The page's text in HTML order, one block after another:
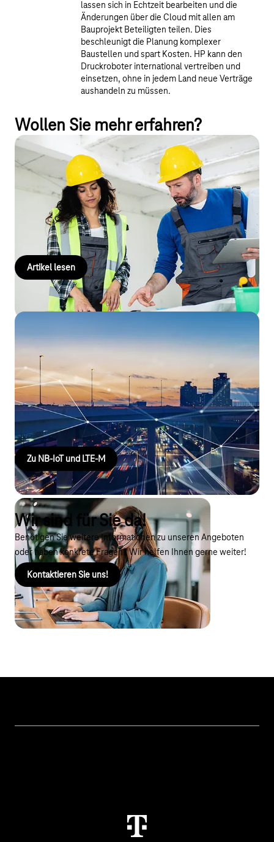
lassen sich in Echtzeit bearbeiten und die
Änderungen über die Cloud mit allen am
Bauprojekt Beteiligten teilen. Dies
beschleunigt die Planung komplexer
Baustellen und spart Kosten. HP kann den
Druckroboter international vertreiben und
einsetzen, ohne in jedem Land neue Verträge
aushandeln zu müssen.
Wollen Sie mehr erfahren?
Autonomer HP-Druckroboter
beschleunigt Bauprozess
Wie eine Ende-zu-Ende Roboter-Lösung den aufwendigen
Layout-Prozess auf Baustellen revolutioniert und bei
Bauprojekten Zeit und Kosten reduziert.
Artikel lesen
NarrowBand IoT & LTE-M
Wenn Energieverbrauch, Gebäudedurchdringung,
Batterielebensdauer und vor allem Kosten eine wichtige Rolle
bei IoT-Projekten spielen, sind NB-IoT und LTE-M die richtigen
Mobilfunkstandards zur drahtlosen Vernetzung. Erfahren Sie
mehr zu diesen bahnbrechenden Technologien.
Zu NB-IoT und LTE-M
Wir sind für Sie da!
Benötigen Sie weitere Informationen zu unseren Angeboten
oder haben konkrete Fragen? Wir helfen Ihnen gerne weiter!
Kontaktieren Sie uns!